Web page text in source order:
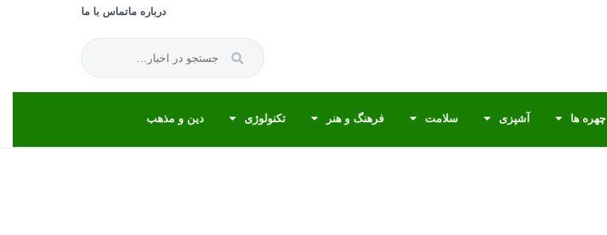
درباره ماتماس با ما
چهره ها آشپزی سلامت فرهنگ و هنر تکنولوژی دین و مذهب